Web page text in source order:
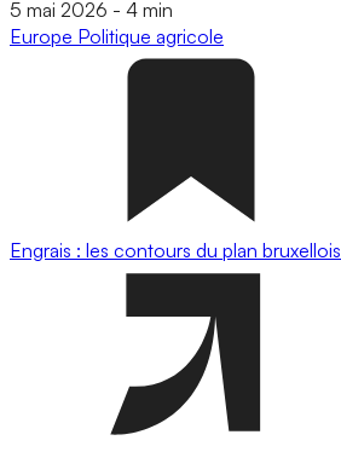
5 mai 2026 - 4 min
Europe Politique agricole
Engrais : les contours du plan bruxellois